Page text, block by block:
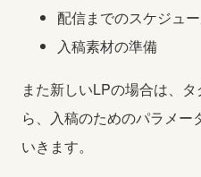
配信までのスケジュ
入稿素材の準備
また新しいLPの場合は、
ら、入稿のためのパラメー
いきます。